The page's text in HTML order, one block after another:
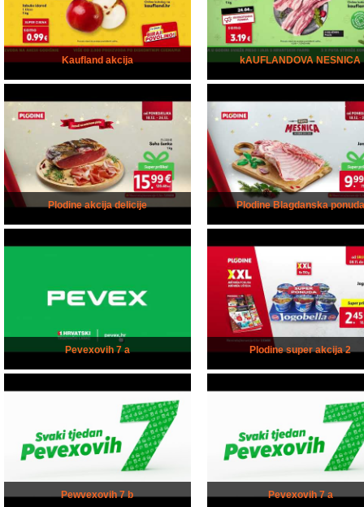
Kaufland akcija kAUFLANDOVA NESNICA
Plodine akcija delicije Plodine Blagdanska ponuda
Pevexovih 7 a Plodine super akcija 2
Pewvexovih 7 b Pevexovih 7 a